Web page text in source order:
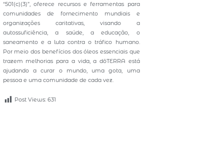
“501(c)(3)”, oferece recursos e ferramentas para
comunidades de fornecimento mundiais e
organizações caritativas, visando a
autossuficiência, a saúde, a educação, o
saneamento e a luta contra o tráfico humano.
Por meio dos benefícios dos óleos essenciais que
trazem melhorias para a vida, a dōTERRA está
ajudando a curar o mundo, uma gota, uma
pessoa e uma comunidade de cada vez.
Post Views: 631